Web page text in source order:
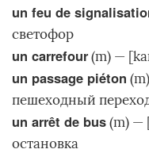
un feu de
светофор
un carrefour(m) —
un passage piéton
пешеходный
un arrêt de bus(m) —
остановка